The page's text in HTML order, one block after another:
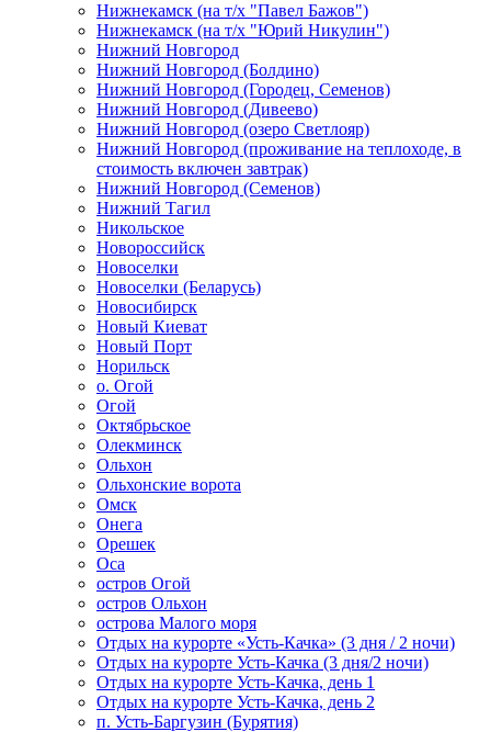
Нижнекамск (на т/х "Павел Бажов")
Нижнекамск (на т/х "Юрий Никулин")
Нижний Новгород
Нижний Новгород (Болдино)
Нижний Новгород (Городец, Семенов)
Нижний Новгород (Дивеево)
Нижний Новгород (озеро Светлояр)
Нижний Новгород (проживание на теплоходе, в
стоимость включен завтрак)
Нижний Новгород (Семенов)
Нижний Тагил
Никольское
Новороссийск
Новоселки
Новоселки (Беларусь)
Новосибирск
Новый Киеват
Новый Порт
Норильск
о. Огой
Огой
Октябрьское
Олекминск
Ольхон
Ольхонские ворота
Омск
Онега
Орешек
Оса
остров Огой
остров Ольхон
острова Малого моря
Отдых на курорте «Усть-Качка» (3 дня / 2 ночи)
Отдых на курорте Усть-Качка (3 дня/2 ночи)
Отдых на курорте Усть-Качка, день 1
Отдых на курорте Усть-Качка, день 2
п. Усть-Баргузин (Бурятия)